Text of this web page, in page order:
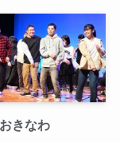
きなわ